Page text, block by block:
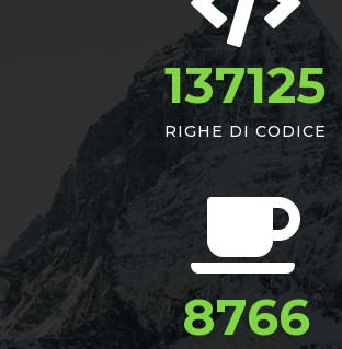
137125
RIGHE DI CODICE
8766